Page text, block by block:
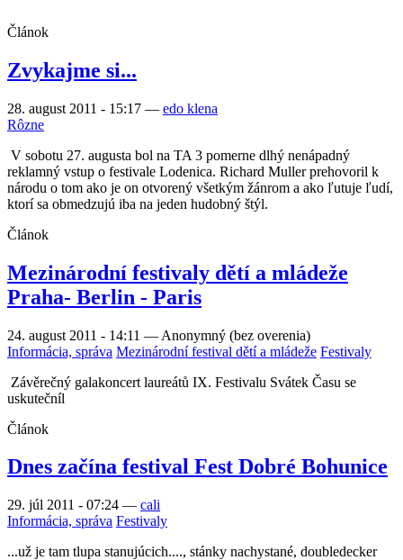
Článok
Zvykajme si...
28. august 2011 - 15:17 — edo klena
Rôzne
V sobotu 27. augusta bol na TA 3 pomerne dlhý nenápadný
reklamný vstup o festivale Lodenica. Richard Muller prehovoril k
národu o tom ako je on otvorený všetkým žánrom a ako ľutuje ľudí,
ktorí sa obmedzujú iba na jeden hudobný štýl.
Článok
Mezinárodní festivaly dětí a mládeže
Praha- Berlin - Paris
24. august 2011 - 14:11 — Anonymný (bez overenia)
Informácia, správa Mezinárodní festival dětí a mládeže Festivaly
Závěrečný galakoncert laureátů IX. Festivalu Svátek Času se
uskutečníl
Článok
Dnes začína festival Fest Dobré Bohunice
29. júl 2011 - 07:24 — cali
Informácia, správa Festivaly
...už je tam tlupa stanujúcich...., stánky nachystané, doubledecker